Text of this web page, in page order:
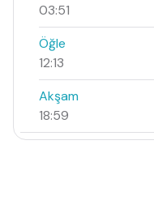
03:51
Öğle
12:13
Akşam
18:59